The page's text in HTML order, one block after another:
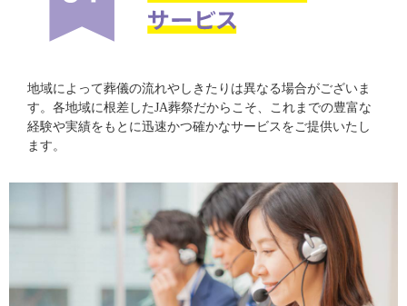
地域によって葬儀の流れやしきたりは異なる場合がございま
す。各地域に根差したJA葬祭だからこそ、これまでの豊富な
経験や実績をもとに迅速かつ確かなサービスをご提供いたし
ます。